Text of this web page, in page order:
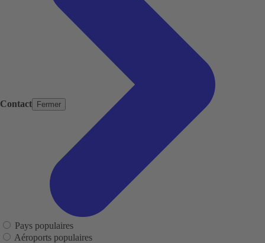
Contact Fermer
Pays populaires
Aéroports populaires